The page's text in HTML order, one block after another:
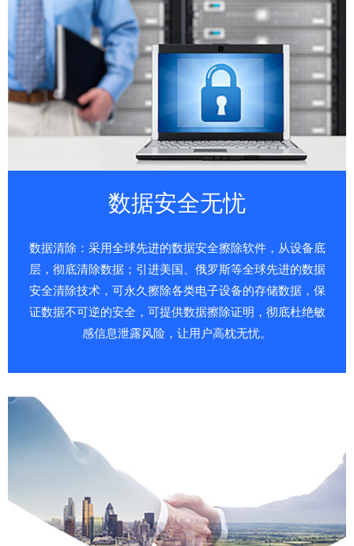
数据安全无忧
数据清除：采用全球先进的数据安全擦除软件，从设备底
层，彻底清除数据；引进美国、俄罗斯等全球先进的数据
安全清除技术，可永久擦除各类电子设备的存储数据，保
证数据不可逆的安全，可提供数据擦除证明，彻底杜绝敏
感信息泄露风险，让用户高枕无忧。